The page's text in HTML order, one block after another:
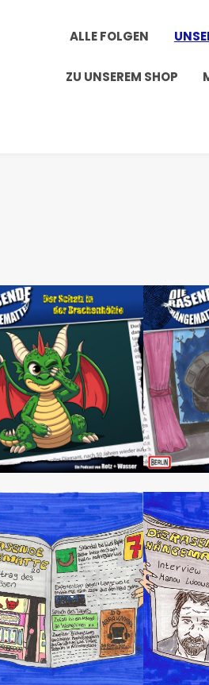
ALLE FOLGEN
ZU UNSEREM SHOP